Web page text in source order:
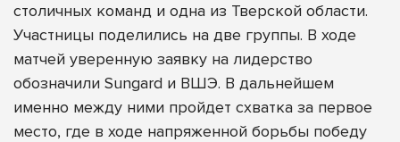
столичных команд и одна из Тверской области.
Участницы поделились на две группы. В ходе
матчей уверенную заявку на лидерство
обозначили Sungard и ВШЭ. В дальнейшем
именно между ними пройдет схватка за первое
место, где в ходе напряженной борьбы победу